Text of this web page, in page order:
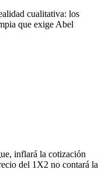
cualitativa: los
que exige Abel
inflará la cotización
del 1X2 no contará la